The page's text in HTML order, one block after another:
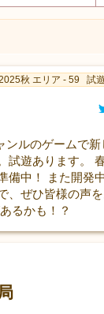
秋 エリア - 59 試
ンルのゲームで
試遊あります。
備中！ また開発
、ぜひ皆様の声
るかも！？